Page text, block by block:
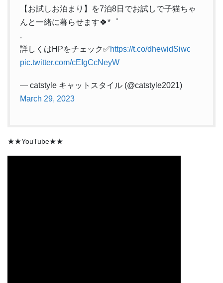
【お試しお泊まり】を7泊8日でお試しで子猫ちゃ
んと一緒に暮らせます🍀*゜
.
詳しくはHPをチェック✅https://t.co/dhewidSiwc
pic.twitter.com/cEIgCcNeyW
— catstyle キャットスタイル (@catstyle2021)
March 29, 2023
★★YouTube★★